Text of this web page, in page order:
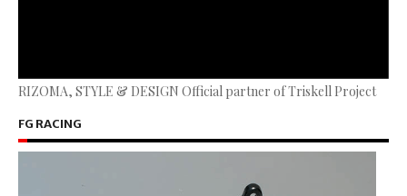
RIZOMA, STYLE & DESIGN Official partner of Triskell Project
FG RACING